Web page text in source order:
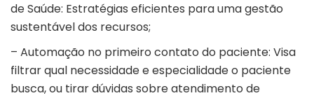
de Saúde: Estratégias eficientes para uma gestão
sustentável dos recursos;
– Automação no primeiro contato do paciente: Visa
filtrar qual necessidade e especialidade o paciente
busca, ou tirar dúvidas sobre atendimento de